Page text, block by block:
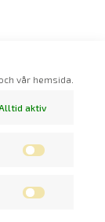
vår hemsida.
Alltid aktiv